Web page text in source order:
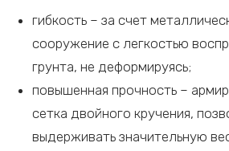
гибкость – за счет
сооружение с легкостью
грунта, не деформируясь;
повышенная прочность –
сетка двойного кручения,
выдерживать значительную